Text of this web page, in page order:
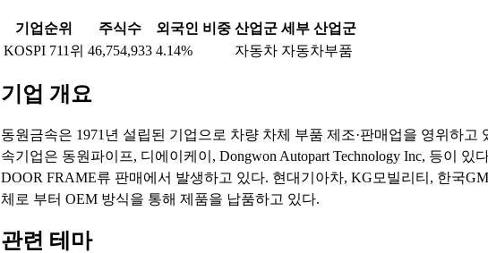
기업순위 주식수 외국인 비중 산업군 세부 산업군
KOSPI 711위 46,754,933 4.14% 자동차 자동차부품
기업 개요
동원금속은 1971년 설립된 기업으로 차량 차체 부품 제조·판매업을 영위하고
속기업은 동원파이프, 디에이케이, Dongwon Autopart Technology Inc, 등이 있
DOOR FRAME류 판매에서 발생하고 있다. 현대기아차, KG모빌리티, 한국
체로 부터 OEM 방식을 통해 제품을 납품하고 있다.
관련 테마